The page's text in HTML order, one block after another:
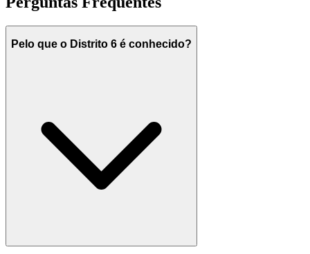
Pelo que o Distrito 6 é conhecido?